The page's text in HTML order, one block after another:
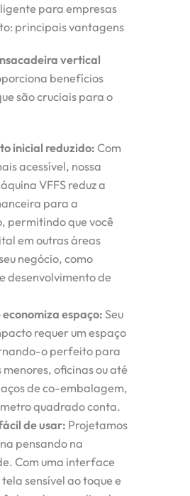
para empresas
principais vantagens
vertical
benefícios
são cruciais para o
inicial reduzido: Com
acessível, nossa
VFFS reduz a
para a
permitindo que você
em outras áreas
negócio, como
desenvolvimento de
economiza espaço: Seu
requer um espaço
o perfeito para
oficinas ou até
de co-embalagem,
quadrado conta.
de usar: Projetamos
pensando na
Com uma interface
sensível ao toque e